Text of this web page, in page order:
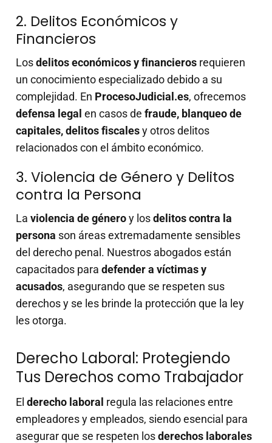
2. Delitos Económicos y
Financieros
Losdelitos económicos y financieros requieren
un conocimiento especializado debido a su
complejidad. En ProcesoJudicial.es, ofrecemos
defensa legal en casos de fraude, blanqueo de
capitales, delitos fiscalesy otros delitos
relacionados con el ámbito económico.
3. Violencia de Género y Delitos
contra la Persona
La violencia de géneroy losdelitos contra la
persona son áreas extremadamente sensibles
del derecho penal. Nuestros abogados están
capacitados para defender a víctimas y
acusados, asegurando que se respeten sus
derechos y se les brinde la protección que la ley
les otorga.
Derecho Laboral: Protegiendo
Tus Derechos como Trabajador
El derecho laboral regula las relaciones entre
empleadores y empleados, siendo esencial para
asegurar que se respeten losderechos laborales